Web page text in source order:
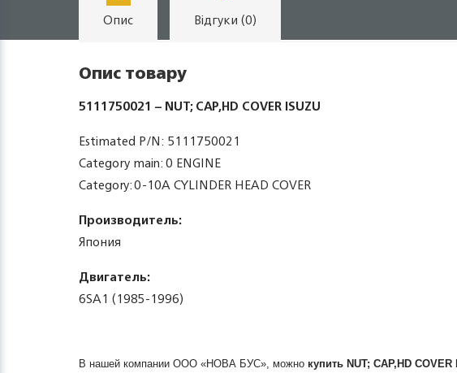
Опис Відгуки (0)
Опис товару
5111750021 – NUT; CAP,HD COVER ISUZU
Estimated P/N: 5111750021
Category main: 0 ENGINE
Category: 0-10A CYLINDER HEAD COVER
Производитель:
Япония
Двигатель:
6SA1 (1985-1996)
В нашей компании ООО «НОВА БУС», можно купить NUT; CAP,HD COVER